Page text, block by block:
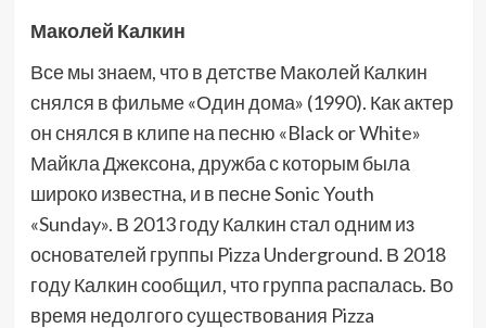
Маколей Калкин
Все мы знаем, что в детстве Маколей Калкин
снялся в фильме «Один дома» (1990). Как актер
он снялся в клипе на песню «Black or White»
Майкла Джексона, дружба с которым была
широко известна, и в песне Sonic Youth
«Sunday». В 2013 году Калкин стал одним из
основателей группы Pizza Underground. В 2018
году Калкин сообщил, что группа распалась. Во
время недолгого существования Pizza